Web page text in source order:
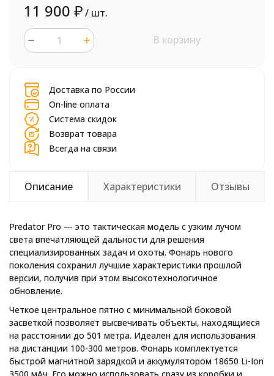
11 900 ₽/ шт.
В корзину
Доставка по России
On-line оплата
Система скидок
Возврат товара
Всегда на связи
Описание Характеристики Отзывы
Predator Pro — это тактическая модель с узким лучом
света впечатляющей дальности для решения
специализированных задач и охоты. Фонарь нового
поколения сохранил лучшие характеристики прошлой
версии, получив при этом высокотехнологичное
обновление.
Четкое центральное пятно с минимальной боковой
засветкой позволяет высвечивать объекты, находящиеся
на расстоянии до 501 метра. Идеален для использования
на дистанции 100-300 метров. Фонарь комплектуется
быстрой магнитной зарядкой и аккумулятором 18650 Li-Ion